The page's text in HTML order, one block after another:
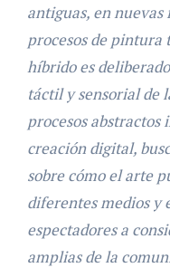
antiguas, en
procesos de pintura
híbrido es
táctil y sensorial de
procesos abstractos
creación digital,
sobre cómo el arte
diferentes medios y
espectadores a
amplias de la